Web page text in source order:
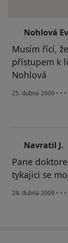
Nohlová
Musím řící,
přístupem k
Nohlová
25. dubna 2009 • • •
Navratil J.
Pane
tykajici se
24. dubna 2009 • • •